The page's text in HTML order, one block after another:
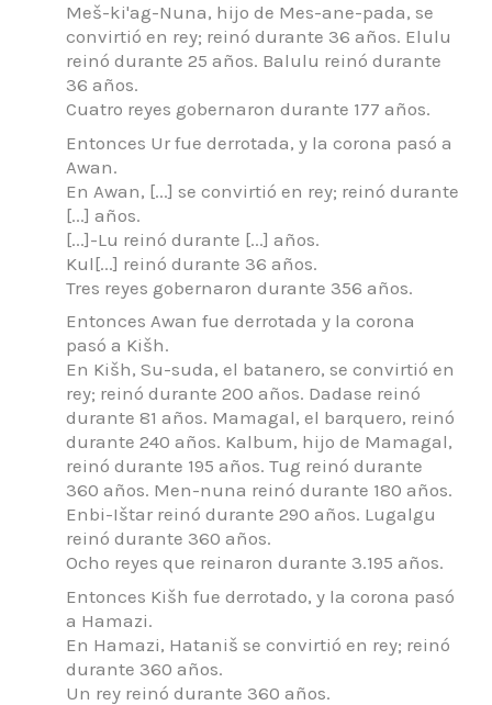
Meš-ki'ag-Nuna, hijo de Mes-ane-pada, se
convirtió en rey; reinó durante 36 años. Elulu
reinó durante 25 años. Balulu reinó durante
36 años.
Cuatro reyes gobernaron durante 177 años.
Entonces Ur fue derrotada, y la corona pasó a
Awan.
En Awan, [...] se convirtió en rey; reinó durante
[...] años.
[...]-Lu reinó durante [...] años.
Kul[...] reinó durante 36 años.
Tres reyes gobernaron durante 356 años.
Entonces Awan fue derrotada y la corona
pasó a Kišh.
En Kišh, Su-suda, el batanero, se convirtió en
rey; reinó durante 200 años. Dadase reinó
durante 81 años. Mamagal, el barquero, reinó
durante 240 años. Kalbum, hijo de Mamagal,
reinó durante 195 años. Tug reinó durante
360 años. Men-nuna reinó durante 180 años.
Enbi-Ištar reinó durante 290 años. Lugalgu
reinó durante 360 años.
Ocho reyes que reinaron durante 3.195 años.
Entonces Kišh fue derrotado, y la corona pasó
a Hamazi.
En Hamazi, Hataniš se convirtió en rey; reinó
durante 360 años.
Un rey reinó durante 360 años.